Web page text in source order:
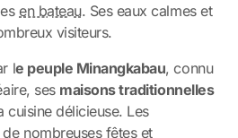
en bateau. Ses eaux calmes et
visiteurs.
le peuple Minangkabau, connu
ses maisons traditionnelles
cuisine délicieuse. Les
nombreuses fêtes et